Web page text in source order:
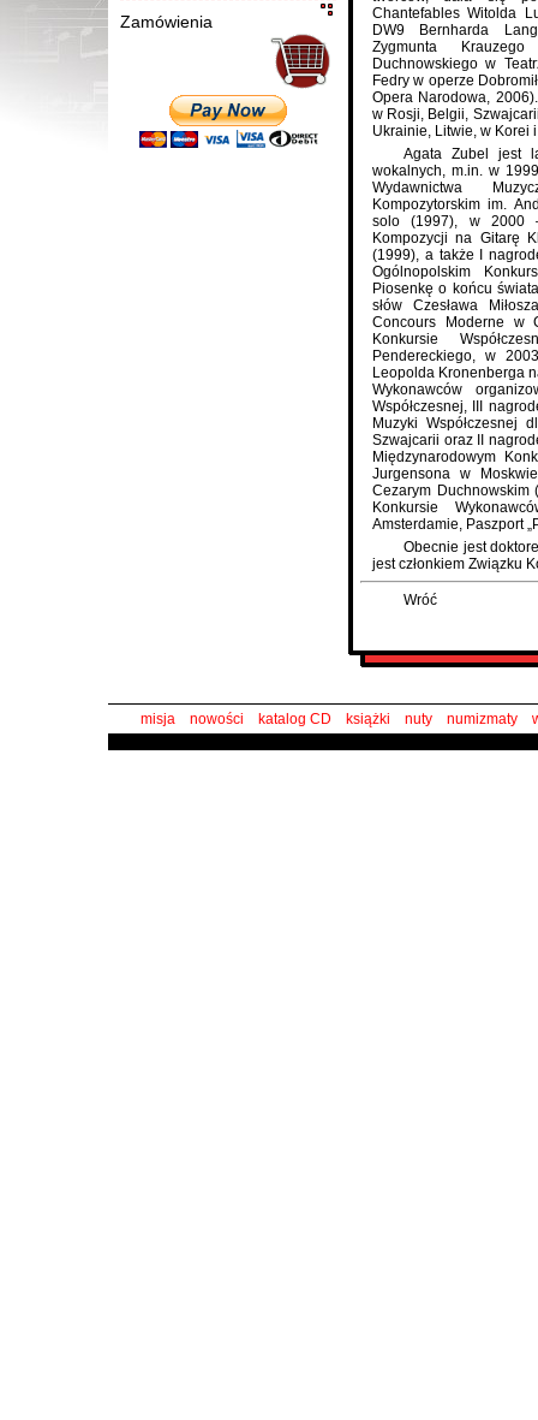
Zamówienia
Chantefables Witolda
DW9 Bernharda
Zygmunta Krauzego
Duchnowskiego w
Fedry w operze
Opera Narodowa,
w Rosji, Belgii,
Ukrainie, Litwie, w Korei
Agata Zubel jest
wokalnych, m.in. w
Wydawnictwa
Kompozytorskim im.
solo (1997), w 2000
Kompozycji na Gitarę
(1999), a także I
Ogólnopolskim
Piosenkę o końcu
słów Czesława
Concours Moderne w
Konkursie
Pendereckiego, w
Leopolda Kronenberga
Wykonawców
Współczesnej, III
Muzyki Współczesnej
Szwajcarii oraz II
Międzynarodowym
Jurgensona w
Cezarym Duchnowskim
Konkursie
Amsterdamie, Paszport
Obecnie jest
jest członkiem Związku
Wróć
misja nowości katalog CD książki nuty numizmaty